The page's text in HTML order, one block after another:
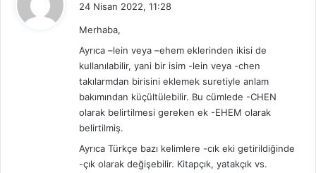
i
k
i
:
24 Nisan 2022, 11:28
Merhaba,
Ayrıca –lein veya –ehem eklerinden ikisi de
kullanılabilir, yani bir isim -lein veya -chen
takılarmdan birisini eklemek suretiyle anlam
bakımından küçültülebilir. Bu cümlede -CHEN
olarak belirtilmesi gereken ek -EHEM olarak
belirtilmiş.
Ayrıca Türkçe bazı kelimlere -cık eki getirildiğinde
-çık olarak değişebilir. Kitapçık, yatakçık vs.